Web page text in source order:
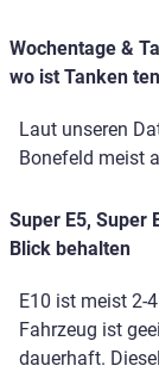
Wochentage &
wo ist Tanken
Laut unseren
Bonefeld meist
Super E5, Super
Blick behalten
E10 ist meist 2-
Fahrzeug ist
dauerhaft.